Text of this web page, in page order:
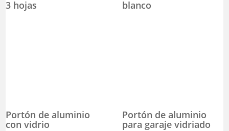
3 hojas blanco
Portón de aluminio
con vidrio
Portón de aluminio
para garaje vidriado